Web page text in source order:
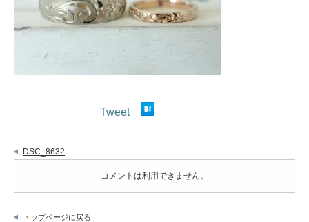
Tweet
DSC_8632
コメントは利用できません。
トップページに戻る